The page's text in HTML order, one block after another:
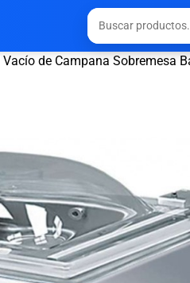
de Campana Sobremesa